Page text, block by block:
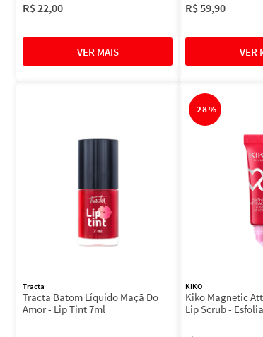
R$22,00 R$59,90
Tracta
Tracta Batom Líquido Maçã Do
Amor - Lip Tint 7ml
-28%
KIKO
Kiko Magnetic
Lip Scrub -